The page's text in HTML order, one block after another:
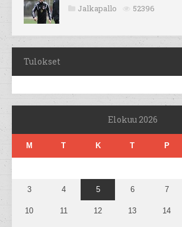
Jalkapallo 52396
Tulokset
Elokuu 2026
M T K T P
3 4 5 6 7
10 11 12 13 14